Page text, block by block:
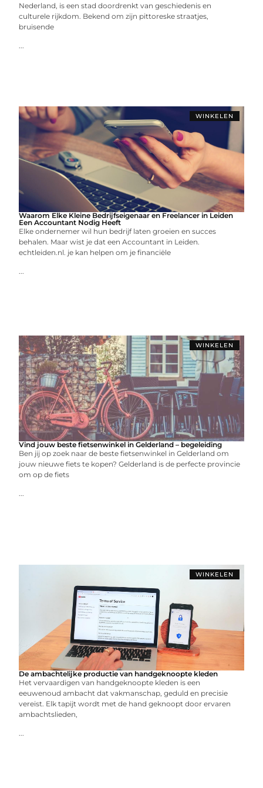
Nederland, is een stad doordrenkt van geschiedenis en
culturele rijkdom. Bekend om zijn pittoreske straatjes,
bruisende
...
WINKELEN
Waarom Elke Kleine Bedrijfseigenaar en Freelancer in Leiden
Een Accountant Nodig Heeft
Elke ondernemer wil hun bedrijf laten groeien en succes
behalen. Maar wist je dat een Accountant in Leiden.
echtleiden.nl. je kan helpen om je financiële
...
WINKELEN
Vind jouw beste fietsenwinkel in Gelderland – begeleiding
Ben jij op zoek naar de beste fietsenwinkel in Gelderland om
jouw nieuwe fiets te kopen? Gelderland is de perfecte provincie
om op de fiets
...
WINKELEN
De ambachtelijke productie van handgeknoopte kleden
Het vervaardigen van handgeknoopte kleden is een
eeuwenoud ambacht dat vakmanschap, geduld en precisie
vereist. Elk tapijt wordt met de hand geknoopt door ervaren
ambachtslieden,
...